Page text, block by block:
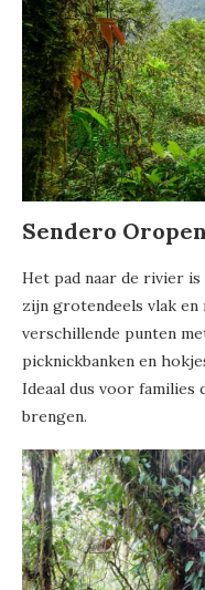
Sendero
Het pad naar de rivier is
zijn grotendeels vlak
verschillende punten
picknickbanken en
Ideaal dus voor
brengen.